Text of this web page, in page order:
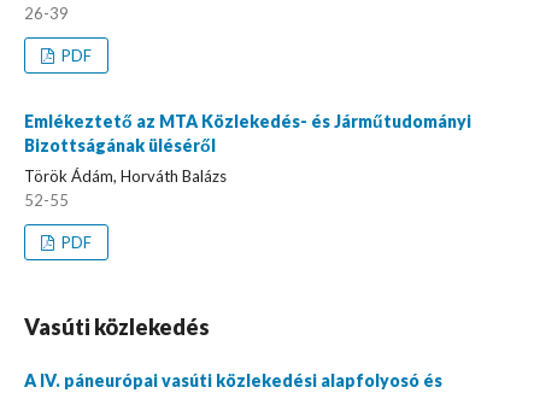
26-39
PDF
Emlékeztető az MTA Közlekedés- és Járműtudományi
Bizottságának üléséről
Török Ádám, Horváth Balázs
52-55
PDF
Vasúti közlekedés
A IV. páneurópai vasúti közlekedési alapfolyosó és